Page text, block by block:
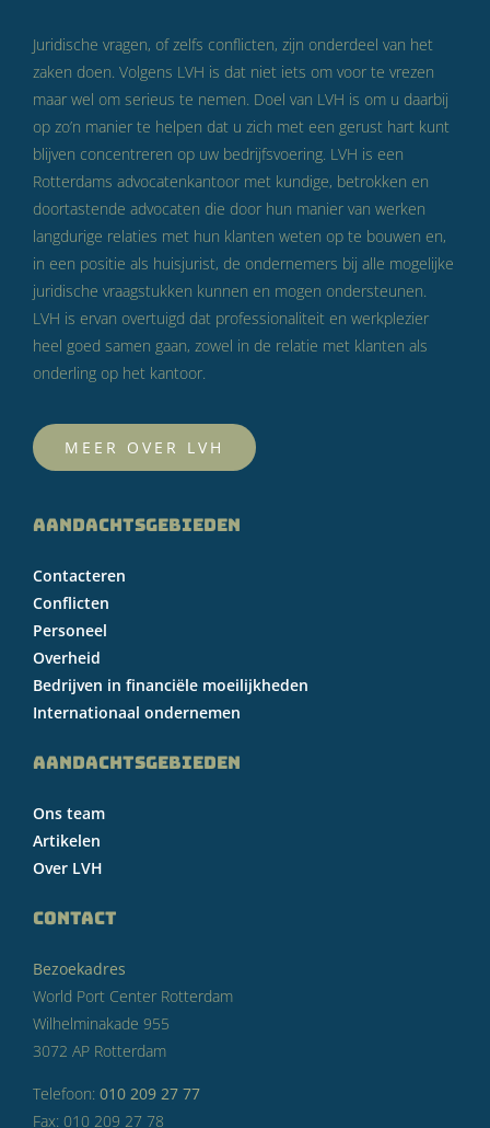
Juridische vragen, of zelfs conflicten, zijn onderdeel van het
zaken doen. Volgens LVH is dat niet iets om voor te vrezen
maar wel om serieus te nemen. Doel van LVH is om u daarbij
op zo’n manier te helpen dat u zich met een gerust hart kunt
blijven concentreren op uw bedrijfsvoering. LVH is een
Rotterdams advocatenkantoor met kundige, betrokken en
doortastende advocaten die door hun manier van werken
langdurige relaties met hun klanten weten op te bouwen en,
in een positie als huisjurist, de ondernemers bij alle mogelijke
juridische vraagstukken kunnen en mogen ondersteunen.
LVH is ervan overtuigd dat professionaliteit en werkplezier
heel goed samen gaan, zowel in de relatie met klanten als
onderling op het kantoor.
MEER OVER LVH
AANDACHTSGEBIEDEN
Contacteren
Conflicten
Personeel
Overheid
Bedrijven in financiële moeilijkheden
Internationaal ondernemen
AANDACHTSGEBIEDEN
Ons team
Artikelen
Over LVH
CONTACT
Bezoekadres
World Port Center Rotterdam
Wilhelminakade 955
3072 AP Rotterdam
Telefoon: 010 209 27 77
Fax: 010 209 27 78